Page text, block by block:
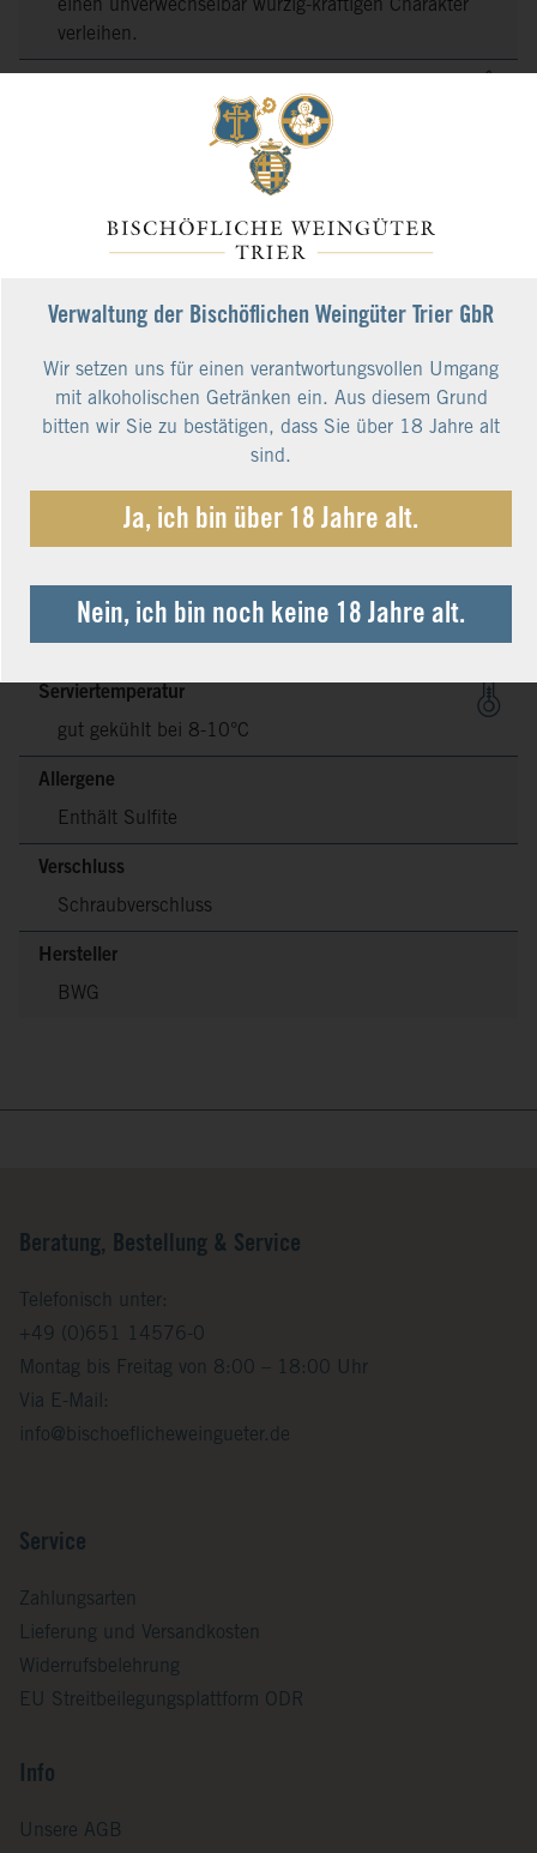
einen unverwechselbar würzig-kräftigen Charakter
verleihen.
Jahrhunderte Erfahrung im Weinbau, früher wie
heute sehr viel Handarbeit von Menschen mit
Gefühl für Natur, Boden, Wetter, Rebe und
Qualität und Stil!
Schonender Ausbau im Edelstahltank bei
sowie einmalige schonende Filtration vor der
Restsüße
7,7 g/l
Zutaten
Nährwertangaben
Serviertemperatur
gut gekühlt bei 8-10°C
Allergene
Enthält Sulfite
Verschluss
Schraubverschluss
Hersteller
BWG
Beratung, Bestellung & Service
Telefonisch unter:
+49 (0)651 14576-0
Montag bis Freitag von 8:00 – 18:00 Uhr
Via E-Mail:
info@bischoeflicheweingueter.de
Service
Zahlungsarten
Lieferung und Versandkosten
Widerrufsbelehrung
EU Streitbeilegungsplattform ODR
Info
Unsere AGB
Verwaltung der Bischöflichen Weingüter Trier GbR
Wir setzen uns für einen verantwortungsvollen Umgang
mit alkoholischen Getränken ein. Aus diesem Grund
bitten wir Sie zu bestätigen, dass Sie über 18 Jahre alt
sind.
Ja, ich bin über 18 Jahre alt.
Nein, ich bin noch keine 18 Jahre alt.